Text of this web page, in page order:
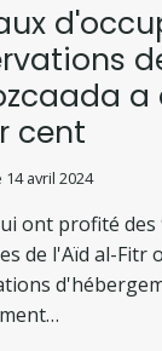
cent
14 avril 2024
ont profité des
de l'Aïd al-Fitr